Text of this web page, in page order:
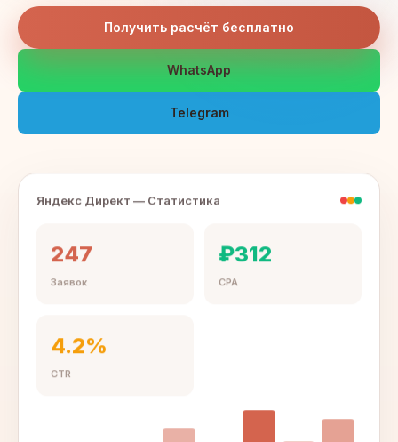
Получить расчёт бесплатно
WhatsApp
Telegram
Яндекс Директ — Статистика
247
Заявок
₽312
CPA
4.2%
CTR